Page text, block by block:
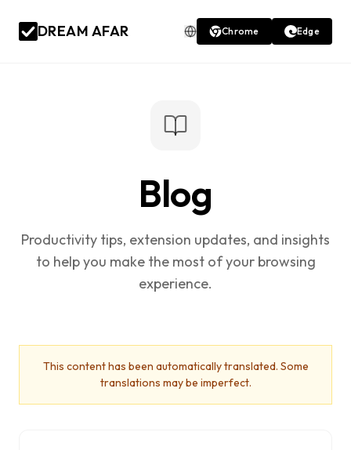
DREAM AFAR Chrome Edge
Blog
Productivity tips, extension updates, and insights
to help you make the most of your browsing
experience.
This content has been automatically translated. Some
translations may be imperfect.